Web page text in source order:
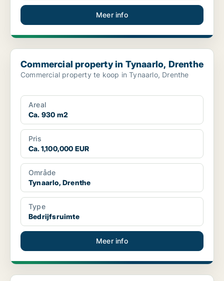
Meer info
Commercial property in Tynaarlo, Drenthe
Commercial property in Tynaarlo, Drenthe
Commercial property te koop in Tynaarlo, Drenthe
Areal
Ca. 930 m2
Pris
Ca. 1,100,000 EUR
Område
Tynaarlo, Drenthe
Type
Bedrijfsruimte
Meer info